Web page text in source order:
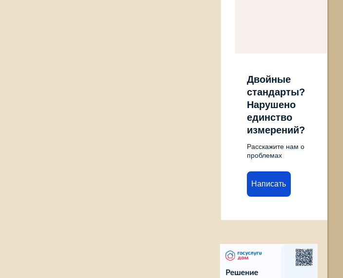
Двойные
стандарты?
Нарушено
единство
измерений?
Расскажите нам о
проблемах
Написать